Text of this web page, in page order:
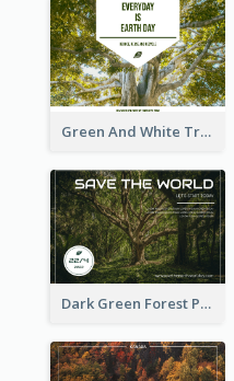
Green And White Trees Photo Earth Day Postcard
Dark Green Forest Photo Earth Day Postcard